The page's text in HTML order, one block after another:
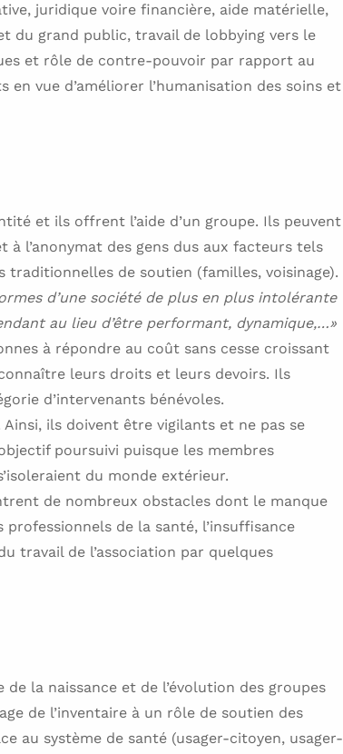
juridique voire financière, aide matérielle,
du grand public, travail de lobbying vers le
et rôle de contre-pouvoir par rapport au
vue d’améliorer l’humanisation des soins et
et ils offrent l’aide d’un groupe. Ils peuvent
à l’anonymat des gens dus aux facteurs tels
traditionnelles de soutien (familles, voisinage).
d’une société de plus en plus intolérante
au lieu d’être performant, dynamique,…»
à répondre au coût sans cesse croissant
leurs droits et leurs devoirs. Ils
d’intervenants bénévoles.
ils doivent être vigilants et ne pas se
poursuivi puisque les membres
du monde extérieur.
de nombreux obstacles dont le manque
de la santé, l’insuffisance
travail de l’association par quelques
la naissance et de l’évolution des groupes
de l’inventaire à un rôle de soutien des
au système de santé (usager-citoyen, usager-